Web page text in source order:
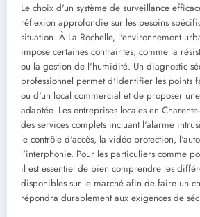
Le choix d'un système de surveillance
réflexion approfondie sur les besoins
situation. À La Rochelle, l'environnement
impose certaines contraintes, comme la
ou la gestion de l'humidité. Un diagnostic
professionnel permet d'identifier les points
ou d'un local commercial et de proposer
adaptée. Les entreprises locales en
des services complets incluant l'alarme
le contrôle d'accès, la vidéo protection,
l'interphonie. Pour les particuliers comme
il est essentiel de bien comprendre les
disponibles sur le marché afin de faire un
répondra durablement aux exigences de